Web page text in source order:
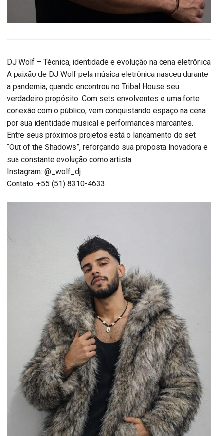
DJ Wolf – Técnica, identidade e evolução na cena eletrônica
A paixão de DJ Wolf pela música eletrônica nasceu durante
a pandemia, quando encontrou no Tribal House seu
verdadeiro propósito. Com sets envolventes e uma forte
conexão com o público, vem conquistando espaço na cena
por sua identidade musical e performances marcantes.
Entre seus próximos projetos está o lançamento do set
“Out of the Shadows”, reforçando sua proposta inovadora e
sua constante evolução como artista.
Instagram: @_wolf_dj
Contato: +55 (51) 8310-4633